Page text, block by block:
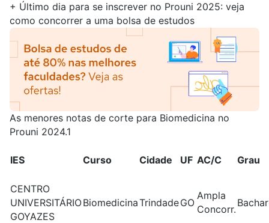
+ Último dia para se inscrever no Prouni 2025: veja
como concorrer a uma bolsa de estudos
As menores notas de corte para Biomedicina no
Prouni 2024.1
IES Curso Cidade UF AC/C Grau
CENTRO
UNIVERSITÁRIO
GOYAZES
BiomedicinaTrindadeGO
Ampla
Concorr.